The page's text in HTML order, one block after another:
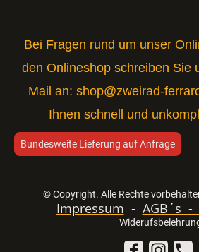
Bei Fragen rund um unser
den Onlineshop schreiben Sie
Mail an: shop@zweirad-
Ihnen schnell und
Bundesweite Lieferung auf Anfrage
© Copyright. Alle Rechte
Impressum - AGB´s -